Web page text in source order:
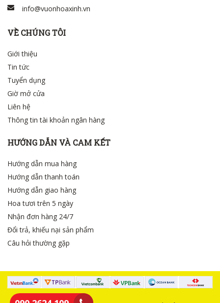
info@vuonhoaxinh.vn
VỀ CHÚNG TÔI
Giới thiệu
Tin tức
Tuyển dụng
Giờ mở cửa
Liên hệ
Thông tin tài khoản ngân hàng
HƯỚNG DẪN VÀ CAM KẾT
Hướng dẫn mua hàng
Hướng dẫn thanh toán
Hướng dẫn giao hàng
Hoa tươi trên 5 ngày
Nhận đơn hàng 24/7
Đổi trả, khiếu nại sản phẩm
Câu hỏi thường gặp